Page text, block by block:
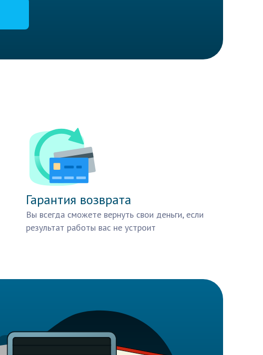
Гарантия возврата
Вы всегда сможете вернуть свои деньги, если
результат работы вас не устроит